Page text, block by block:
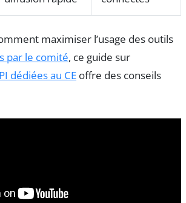
maximiser l’usage des outils
par le comité, ce guide sur
dédiées au CE offre des conseils